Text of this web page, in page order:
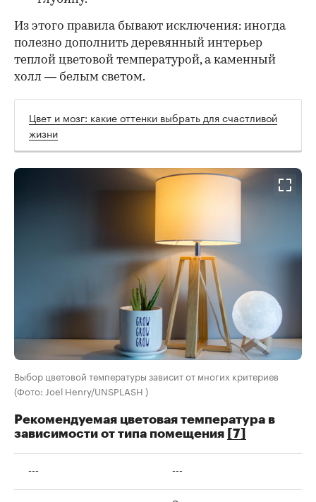
Из этого правила бывают исключения: иногда
полезно дополнить деревянный интерьер
теплой цветовой температурой, а каменный
холл — белым светом.
Цвет и мозг: какие оттенки выбрать для счастливой
жизни
Выбор цветовой температуры зависит от многих критериев
(Фото: Joel Henry/UNSPLASH )
Рекомендуемая цветовая температура в
зависимости от типа помещения [7]
--- ---